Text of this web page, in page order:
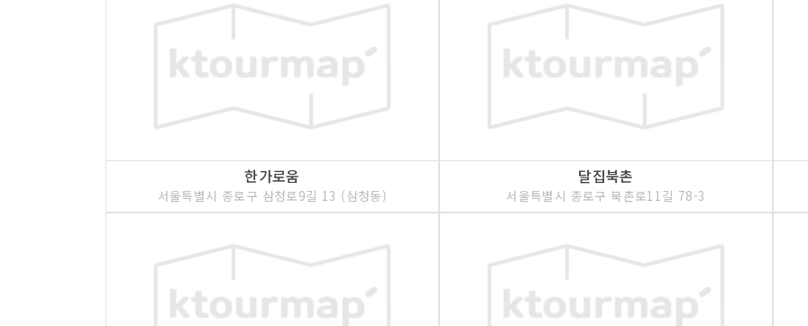
한가로움
서울특별시 종로구 삼청로9길 13 (삼청동)
달집북촌
서울특별시 종로구 북촌로11길 78-3